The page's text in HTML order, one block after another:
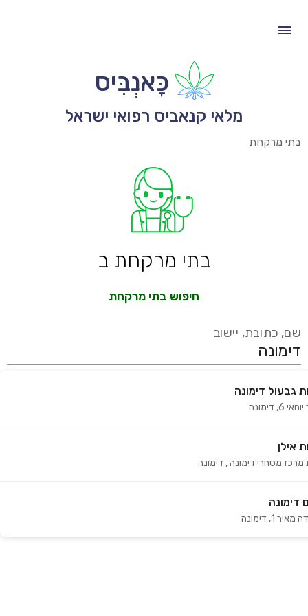
כָּאנְבִּיס
מלאי קנאביס רפואי ישראל
בתי מרקחת
בתי מרקחת ב
חיפוש בתי מרקחת
שם, כתובת, יישוב
גבעול דימונה
6
, דימונה
אילן
מרכז מסחרי דימונה, דימונה
דימונה
מאיר 1 , דימונה